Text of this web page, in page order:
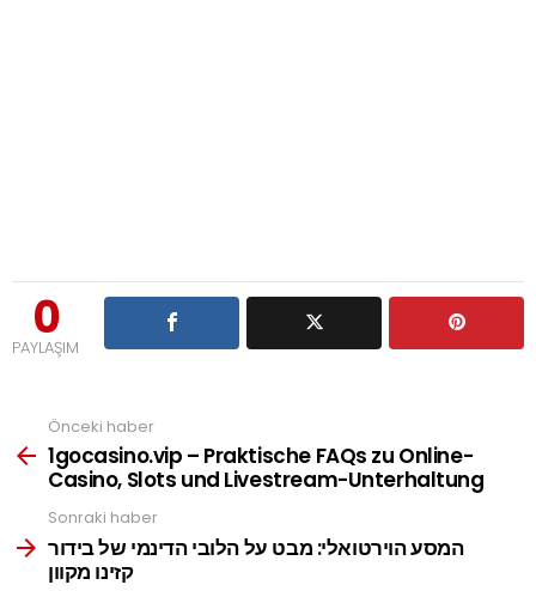
0
PAYLAŞIM
more
Önceki haber
1gocasino.vip – Praktische FAQs zu Online-
Casino, Slots und Livestream-Unterhaltung
Sonraki haber
המסע הוירטואלי: מבט על הלובי הדינמי של בידור
קזינו מקוון